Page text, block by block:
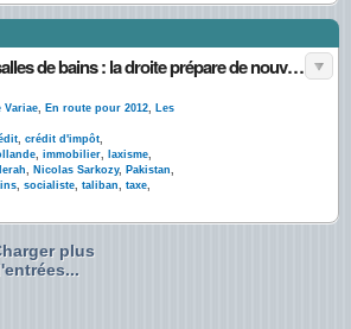
Logements sociaux, salles de bains : la droite prépare de nouvelles mesures contre le terrorisme
Variae, En route pour 2012, Les
, crédit d'impôt,
, immobilier, laxisme,
, Nicolas Sarkozy, Pakistan,
, socialiste, taliban, taxe,
plus